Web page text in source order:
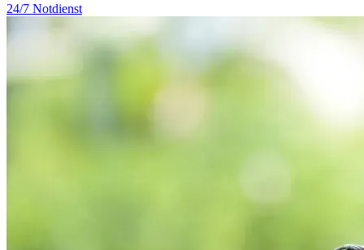
24/7 Notdienst